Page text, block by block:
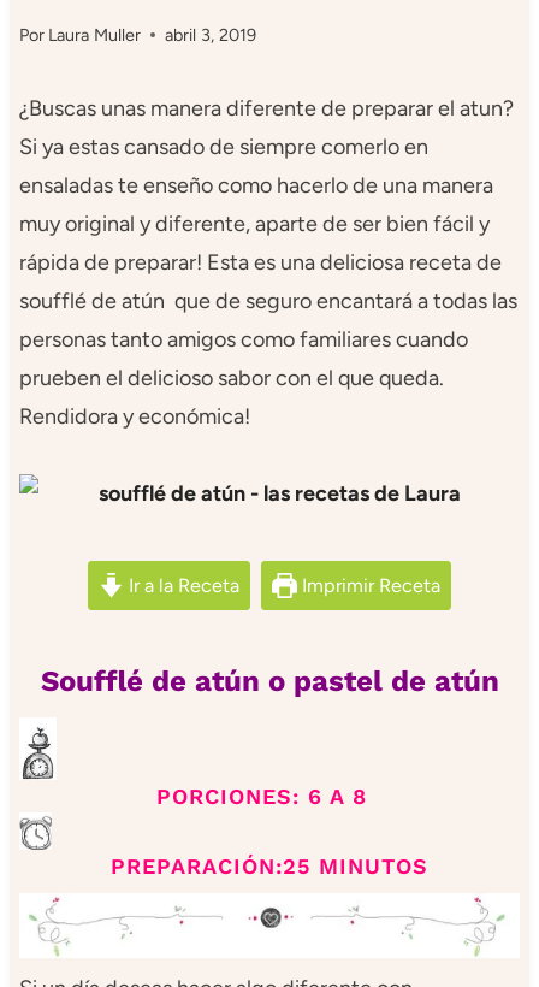
Por Laura Muller abril 3, 2019
¿Buscas unas manera diferente de preparar el atun?
Si ya estas cansado de siempre comerlo en
ensaladas te enseño como hacerlo de una manera
muy original y diferente, aparte de ser bien fácil y
rápida de preparar! Esta es una deliciosa receta de
soufflé de atún que de seguro encantará a todas las
personas tanto amigos como familiares cuando
prueben el delicioso sabor con el que queda.
Rendidora y económica!
Ir a la Receta Imprimir Receta
Soufflé de atún o pastel de atún
PORCIONES: 6 A 8
PREPARACIÓN:25 MINUTOS